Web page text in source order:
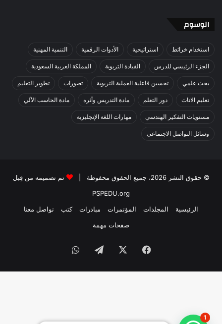
الوسوم
استخدام خرائط استراتيجية الأدوات الرقمية التنمية المهنية
الجزء الرئيسي للدرس القيادة التربوية المملكة العربية السعودية
بحث علمي تحسين فاعلية العملية التربوية تصورات تطوير التعليم
تعليم الاناث دور التعلم مادة التدريس وأثره مادة الحاسب الآلي
مستويات التفكير الهندسي مهارات اللغة الإنجليزية
وسائل التواصل الاجتماعي
© حقوق النشر 2026، جميع الحقوق محفوظة |
تم تصميمه من قِبل
PSPEDU.org
الرئيسية
المجلدات المؤتمرات مبادرات كتب
تواصل معنا
صفحات مهمة
1